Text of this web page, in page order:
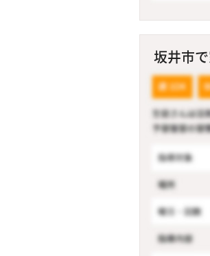
坂井市